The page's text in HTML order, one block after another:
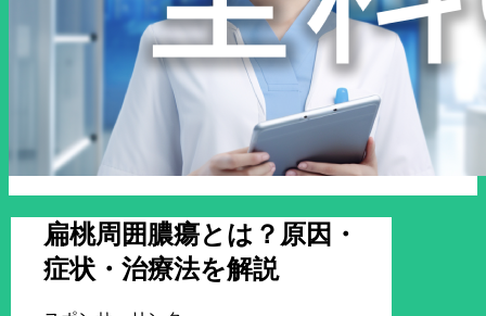
扁桃周囲膿瘍とは？原因・
症状・治療法を解説